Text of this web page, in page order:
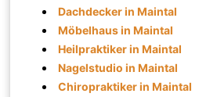
Dachdecker in Maintal
Möbelhaus in Maintal
Heilpraktiker in Maintal
Nagelstudio in Maintal
Chiropraktiker in Maintal